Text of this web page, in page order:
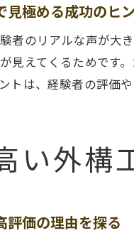
極める成功のヒ
者のリアルな声が大
見えてくるためです
トは、経験者の評価
い外構
評価の理由を探る